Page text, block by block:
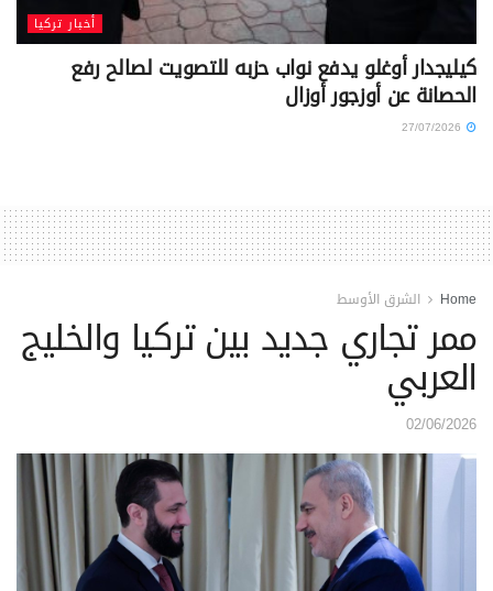
أخبار تركيا
كيليجدار أوغلو يدفع نواب حزبه للتصويت لصالح رفع
الحصانة عن أوزجور أوزال
Home الشرق الأوسط
ممر تجاري جديد بين تركيا والخليج
العربي
02/06/2026